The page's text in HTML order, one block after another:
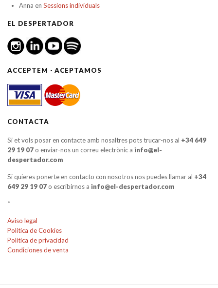
Anna en Sessions individuals
EL DESPERTADOR
ACCEPTEM · ACEPTAMOS
CONTACTA
Si et vols posar en contacte amb nosaltres pots trucar-nos al +34 649
29 19 07o enviar-nos un correu electrònic a info@el-
despertador.com
Si quieres ponerte en contacto con nosotros nos puedes llamar al +34
649 29 19 07o escribirnos a info@el-despertador.com
*
Aviso legal
Política de Cookies
Política de privacidad
Condiciones de venta